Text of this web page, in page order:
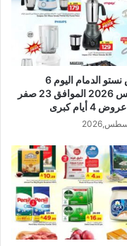
عروض نستو الدمام اليوم 6
أغسطس 2026 الموافق 23 صفر